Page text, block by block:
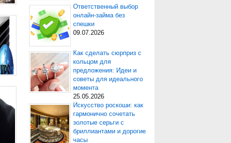
Ответственный выбор
онлайн-займа без
спешки
09.07.2026
Как сделать сюрприз с
кольцом для
предложения: Идеи и
советы для идеального
момента
25.05.2026
Искусство роскоши: как
гармонично сочетать
золотые серьги с
бриллиантами и дорогие
часы